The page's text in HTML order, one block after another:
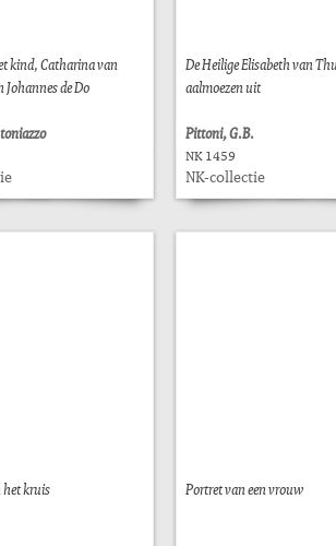
kind, Catharina van
Johannes de Do
De Heilige Elisabeth van
aalmoezen uit
Pittoni, G.B.
NK 1459
NK-collectie
kruis Portret van een vrouw